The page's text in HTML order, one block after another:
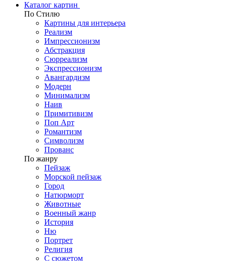
Каталог картин
По Стилю
Картины для интерьера
Реализм
Импрессионизм
Абстракция
Сюрреализм
Экспрессионизм
Авангардизм
Модерн
Минимализм
Наив
Примитивизм
Поп Арт
Романтизм
Символизм
Прованс
По жанру
Пейзаж
Морской пейзаж
Город
Натюрморт
Животные
Военный жанр
История
Ню
Портрет
Религия
С сюжетом